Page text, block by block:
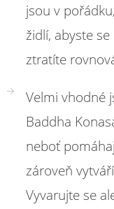
jsou v
židlí, abyste
ztratíte
Velmi vhodné
Baddha
neboť
zároveň
Vyvarujte se